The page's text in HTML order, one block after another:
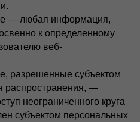
— любая информация,
к определенному
веб-
разрешенные субъектом
распространения, —
неограниченного круга
субъектом персональных